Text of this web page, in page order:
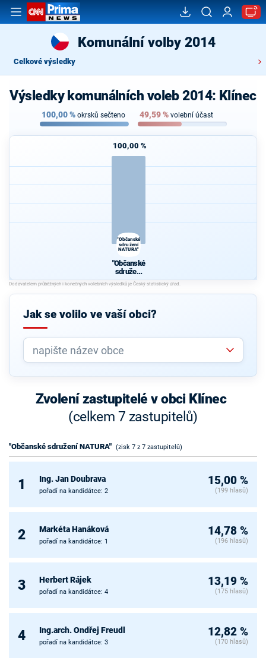
Komunální volby 2014
Celkové výsledky
Výsledky komunálních voleb 2014: Klínec
100,00% okrsků sečteno 49,59% volební účast
100,00 %
"Občanské
sdružení
NATURA"
"Občanské
sdružení
NATURA"
Jak se volilo ve vaší obci?
Zvolení zastupitelé v obci Klínec
(celkem 7 zastupitelů)
"Občanské sdružení NATURA" (zisk 7 z 7 zastupitelů)
1 Ing. Jan Doubrava
pořadí na kandidátce: 2
15,00 %
(199 hlasů)
2 Markéta Hanáková
pořadí na kandidátce: 1
14,78 %
(196 hlasů)
3 Herbert Rájek
pořadí na kandidátce: 4
13,19 %
(175 hlasů)
4 Ing.arch. Ondřej Freudl
pořadí na kandidátce: 3
12,82 %
(170 hlasů)